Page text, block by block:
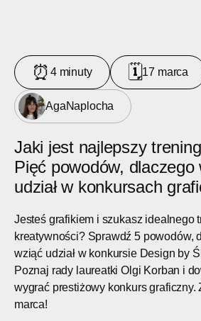
⏰ 4 minuty 🗓17 marca
AgaNaplocha
Jaki jest najlepszy
Pięć powodów, dlaczego
udział w konkursach
Jesteś grafikiem i szukasz idealnego
kreatywności? Sprawdź 5 powodów,
wziąć udział w konkursie Design by
Poznaj rady laureatki Olgi Korban i
wygrać prestiżowy konkurs graficzny.
marca!